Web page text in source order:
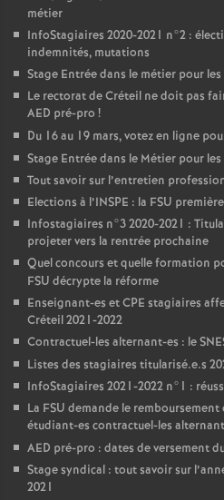
métier
InfoStagiaires 2020-2021 n°2 :
indemnités, mutations
Stage Entrée dans le métier pour
Le rectorat de Créteil ne doit pas
AED pré-pro !
Du 16 au 19 mars, votez en ligne
Stage Entrée dans le Métier pour
Tout savoir sur l’entretien
Elections à l’INSPE : la FSU première
Infostagiaires n°3 2020-2021 :
projeter vers la rentrée prochaine
Quel concours et quelle formation
FSU décrypte la réforme
Enseignant-es etCPE stagiaires
Créteil 2021-2022
Contractuel-les alternant-es : le
Listes des stagiaires titularisé.e.s
InfoStagiaires 2021-2022 n°1 :
La FSU demande le
étudiant-es contractuel-les
AED pré-pro : dates de versement
Stage syndical : tout savoir sur
2021